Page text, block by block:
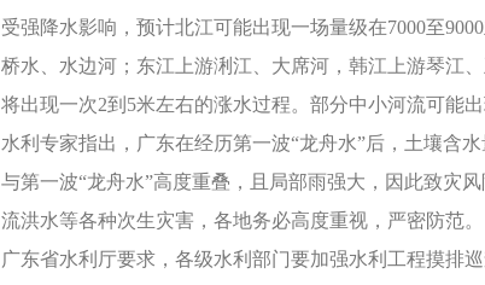
受强降水影响，预计北江可能出现一场量级在7000至
桥水、水边河；东江上游浰江、大席河，韩江上游琴江
将出现一次2到5米左右的涨水过程。部分中小河流可能
水利专家指出，广东在经历第一波“龙舟水”后，土壤含
与第一波“龙舟水”高度重叠，且局部雨强大，因此致灾
流洪水等各种次生灾害，各地务必高度重视，严密防范。
广东省水利厅要求，各级水利部门要加强水利工程摸排